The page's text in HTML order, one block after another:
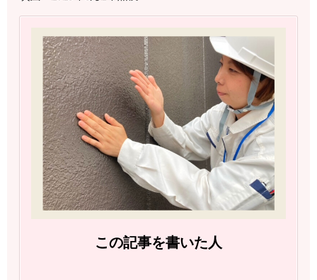
この記事を書いた人